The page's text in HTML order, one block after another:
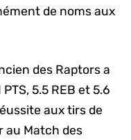
de noms aux
des Raptors a
5.5 REB et 5.6
aux tirs de
au Match des